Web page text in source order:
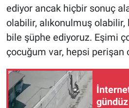
ediyor ancak hiçbir sonuç
olabilir, alıkonulmuş olabilir,
bile şüphe ediyoruz. Eşimi
çocuğum var, hepsi perişan